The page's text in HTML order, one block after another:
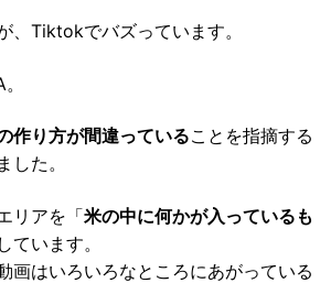
、Tiktokでバズっています。
作り方が間違っていることを指摘する
した。
リアを「米の中に何かが入っているも
ています。
画はいろいろなところにあがっている